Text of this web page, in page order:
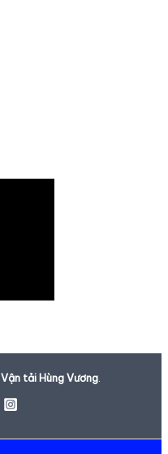
Vận tải Hùng Vương.